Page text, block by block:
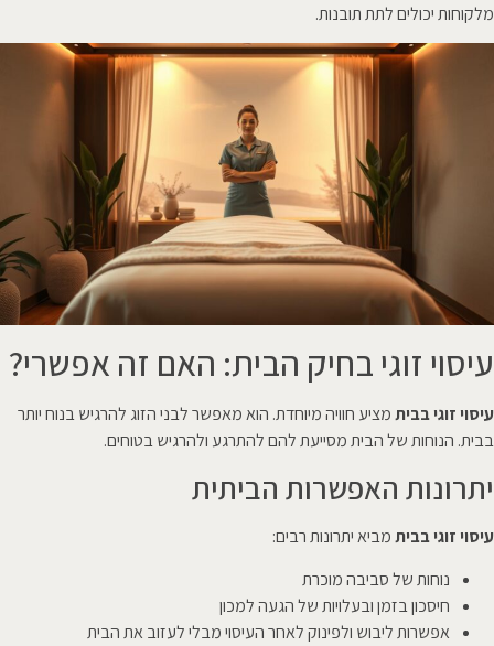
מלקוחות יכולים לתת תובנות.
עיסוי זוגי בחיק הבית: האם זה אפשרי?
עיסוי זוגי בביתמציע חוויה מיוחדת. הוא מאפשר לבני הזוג להרגיש בנוח יותר
בבית. הנוחות של הבית מסייעת להם להתרגע ולהרגיש בטוחים.
יתרונות האפשרות הביתית
עיסוי זוגי בביתמביא יתרונות רבים:
נוחות של סביבה מוכרת
חיסכון בזמן ובעלויות של הגעה למכון
אפשרות ליבוש ולפינוק לאחר העיסוי מבלי לעזוב את הבית